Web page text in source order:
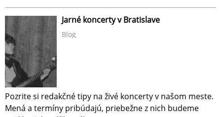
Jarné koncerty v Bratislave
Blog
Pozrite si redakčné tipy na živé koncerty v našom meste.
Mená a termíny pribúdajú, priebežne z nich budeme